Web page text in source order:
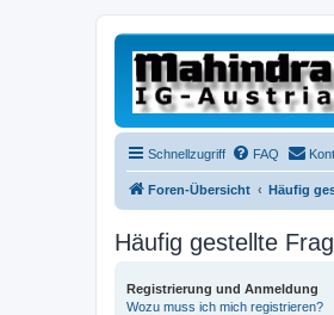
Schnellzugriff FAQ
Foren-Übersicht Häufig
Häufig gestellte
Registrierung und Anmeldung
Wozu muss ich mich registrieren?